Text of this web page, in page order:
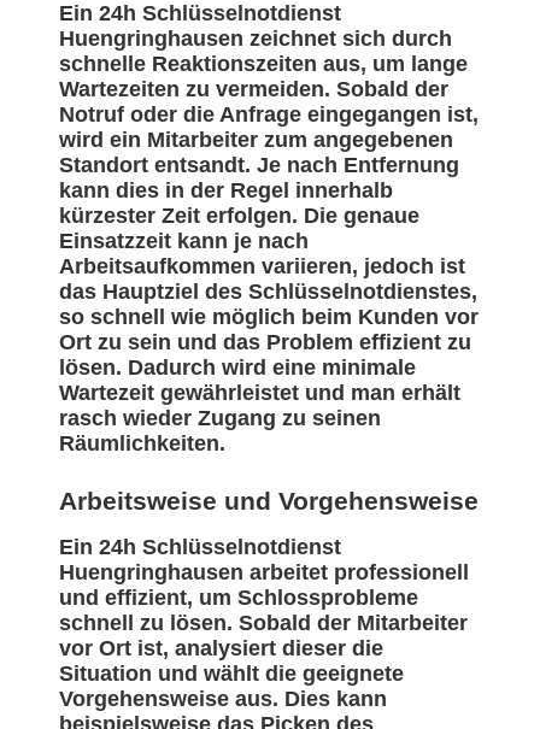
Ein 24h Schlüsselnotdienst
Huengringhausen zeichnet sich durch
schnelle Reaktionszeiten aus, um lange
Wartezeiten zu vermeiden. Sobald der
Notruf oder die Anfrage eingegangen ist,
wird ein Mitarbeiter zum angegebenen
Standort entsandt. Je nach Entfernung
kann dies in der Regel innerhalb
kürzester Zeit erfolgen. Die genaue
Einsatzzeit kann je nach
Arbeitsaufkommen variieren, jedoch ist
das Hauptziel des Schlüsselnotdienstes,
so schnell wie möglich beim Kunden vor
Ort zu sein und das Problem effizient zu
lösen. Dadurch wird eine minimale
Wartezeit gewährleistet und man erhält
rasch wieder Zugang zu seinen
Räumlichkeiten.
Arbeitsweise und Vorgehensweise
Ein 24h Schlüsselnotdienst
Huengringhausen arbeitet professionell
und effizient, um Schlossprobleme
schnell zu lösen. Sobald der Mitarbeiter
vor Ort ist, analysiert dieser die
Situation und wählt die geeignete
Vorgehensweise aus. Dies kann